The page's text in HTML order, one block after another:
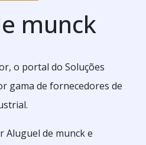
munck
o portal do Soluções
gama de fornecedores de
Aluguel de munck e